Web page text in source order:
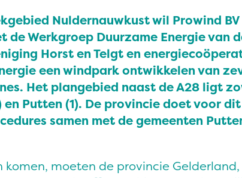
Nuldernauwkust wil Prowind BV
de Werkgroep Duurzame Energie van
Horst en Telgt en
een windpark ontwikkelen van
Het plangebied naast de A28 ligt
en Putten (1). De provincie doet voor dit
samen met de gemeenten
moeten de provincie Gelderland,